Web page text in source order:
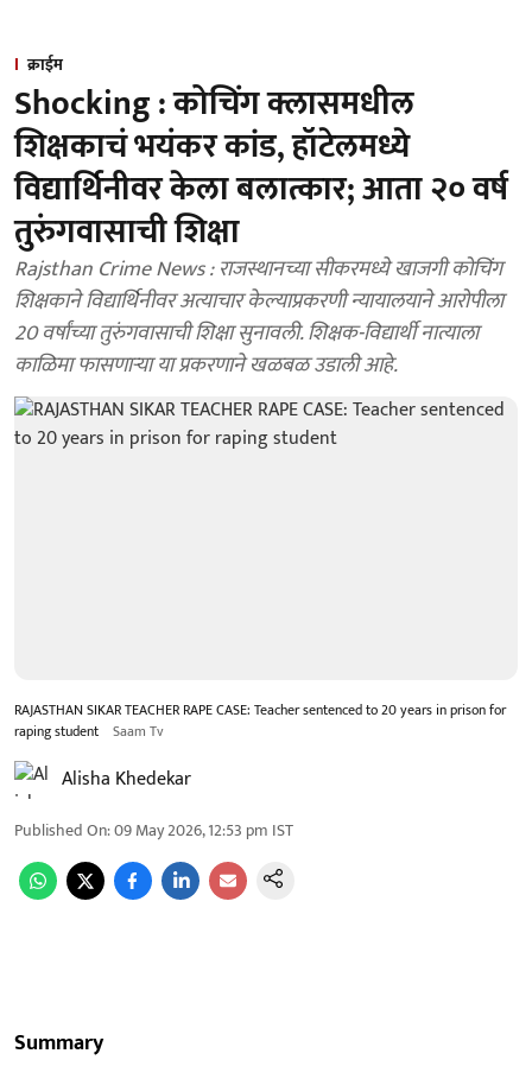
क्राईम
Shocking : कोचिंग क्लासमधील
शिक्षकाचं भयंकर कांड, हॉटेलमध्ये
विद्यार्थिनीवर केला बलात्कार; आता २० वर्ष
तुरुंगवासाची शिक्षा
Rajsthan Crime News : राजस्थानच्या सीकरमध्ये खाजगी कोचिंग
शिक्षकाने विद्यार्थिनीवर अत्याचार केल्याप्रकरणी न्यायालयाने आरोपीला
20 वर्षांच्या तुरुंगवासाची शिक्षा सुनावली. शिक्षक-विद्यार्थी नात्याला
काळिमा फासणाऱ्या या प्रकरणाने खळबळ उडाली आहे.
RAJASTHAN SIKAR TEACHER RAPE CASE: Teacher sentenced to 20 years in prison for
raping student Saam Tv
Alisha Khedekar
Published On:09 May 2026, 12:53 pm IST
Summary